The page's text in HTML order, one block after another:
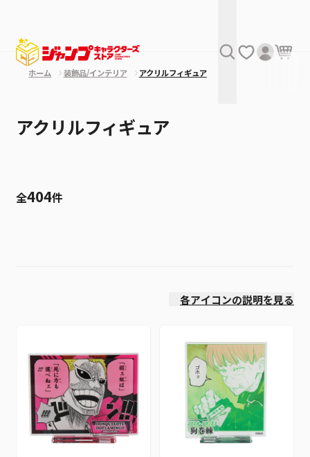
ホーム 装飾品/インテリア アクリルフィギュア
アクリルフィギュア
全404件
各アイコンの説明を見る